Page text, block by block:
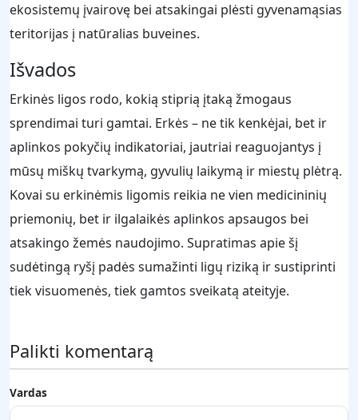
ekosistemų įvairovę bei atsakingai plėsti gyvenamąsias
teritorijas į natūralias buveines.
Išvados
Erkinės ligos rodo, kokią stiprią įtaką žmogaus
sprendimai turi gamtai. Erkės – ne tik kenkėjai, bet ir
aplinkos pokyčių indikatoriai, jautriai reaguojantys į
mūsų miškų tvarkymą, gyvulių laikymą ir miestų plėtrą.
Kovai su erkinėmis ligomis reikia ne vien medicininių
priemonių, bet ir ilgalaikės aplinkos apsaugos bei
atsakingo žemės naudojimo. Supratimas apie šį
sudėtingą ryšį padės sumažinti ligų riziką ir sustiprinti
tiek visuomenės, tiek gamtos sveikatą ateityje.
Palikti komentarą
Vardas